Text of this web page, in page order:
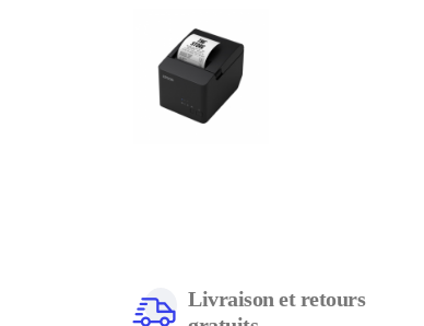
Livraison et retours